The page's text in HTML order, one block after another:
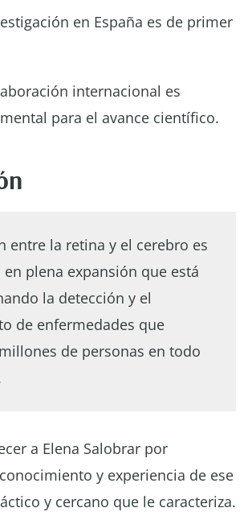
en España es de primer
internacional es
para el avance científico.
entre la retina y el cerebro es
plena expansión que está
la detección y el
de enfermedades que
de personas en todo
a Elena Salobrar por
y experiencia de ese
y cercano que le caracteriza.